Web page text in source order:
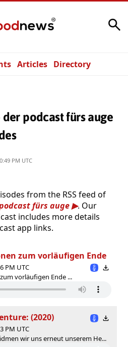
Articles Directory
podcast fürs auge
PM UTC
from the RSS feed of
fürs auge
. Our
includes more details
app links.
zum vorläufigen Ende
PM UTC
vorläufigen Ende ...
(2020)
PM UTC
wir uns erneut unserem He...